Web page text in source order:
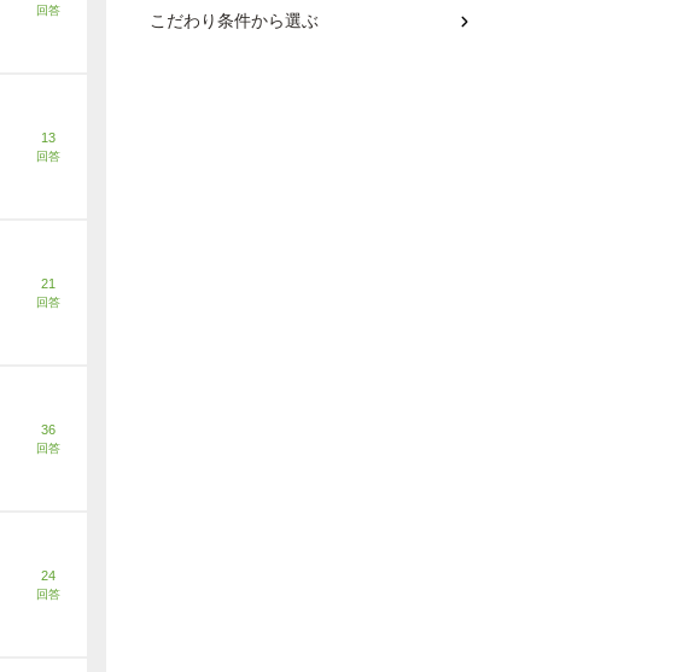
回答
13
回答
21
回答
36
回答
24
回答
こだわり条件から選ぶ